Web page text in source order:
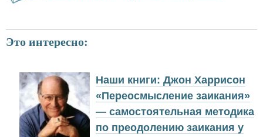
Это интересно:
Наши книги: Джон Харрисон
«Переосмысление заикания»
— самостоятельная методика
по преодолению заикания у